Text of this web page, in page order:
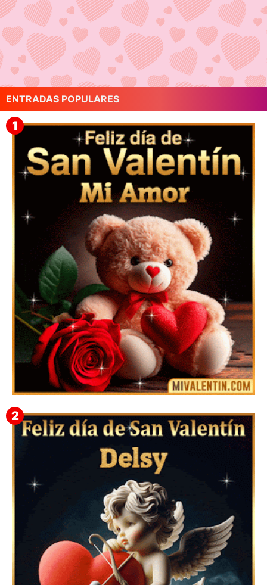
ENTRADAS POPULARES
🎁 Imágenes Gif Personalizadas con Nombres para
San Valentín 2026 💘